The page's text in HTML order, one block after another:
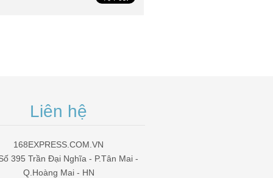
Liên hệ
168EXPRESS.COM.VN
395 Trần Đại Nghĩa - P.Tân Mai -
Q.Hoàng Mai - HN